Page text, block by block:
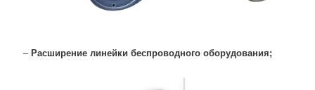
–Расширение линейки беспроводного оборудования;